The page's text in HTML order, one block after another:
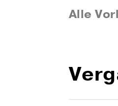
Alle